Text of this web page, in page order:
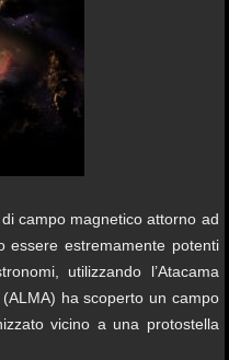
campo magnetico attorno ad
essere estremamente potenti
utilizzando l’Atacama
ha scoperto un campo
vicino a una protostella